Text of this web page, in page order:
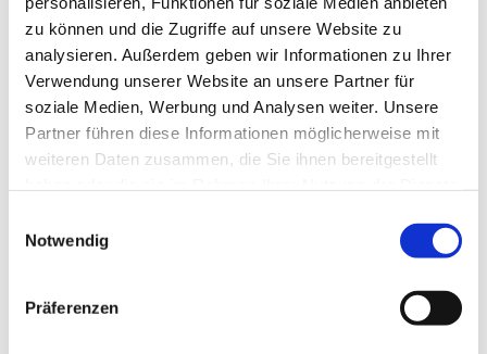
zu können und die Zugriffe auf unsere Website zu
analysieren. Außerdem geben wir Informationen zu Ihrer
Verwendung unserer Website an unsere Partner für
soziale Medien, Werbung und Analysen weiter. Unsere
Partner führen diese Informationen möglicherweise mit
weiteren Daten zusammen, die Sie ihnen bereitgestellt
Notwendig
Präferenzen
vier Füsse aufzulösen und wiederholt so die
vier Enden des Kreuzes, auf dem die
Altarfläche ruht. Die frühe liturgische
Umsetzung erkennt man an der Länge des
Altares, die heute so nicht mehr zugelassen
wäre.
Bonifatius bewußt verklinkt und überschreitet
die Altarstufe in Richtung Gemeinde hin. Er
Position das Wort Gottes, das hier verkündet